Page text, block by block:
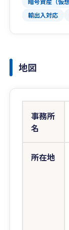
輸出入対応
地図
事務所
名
所在地